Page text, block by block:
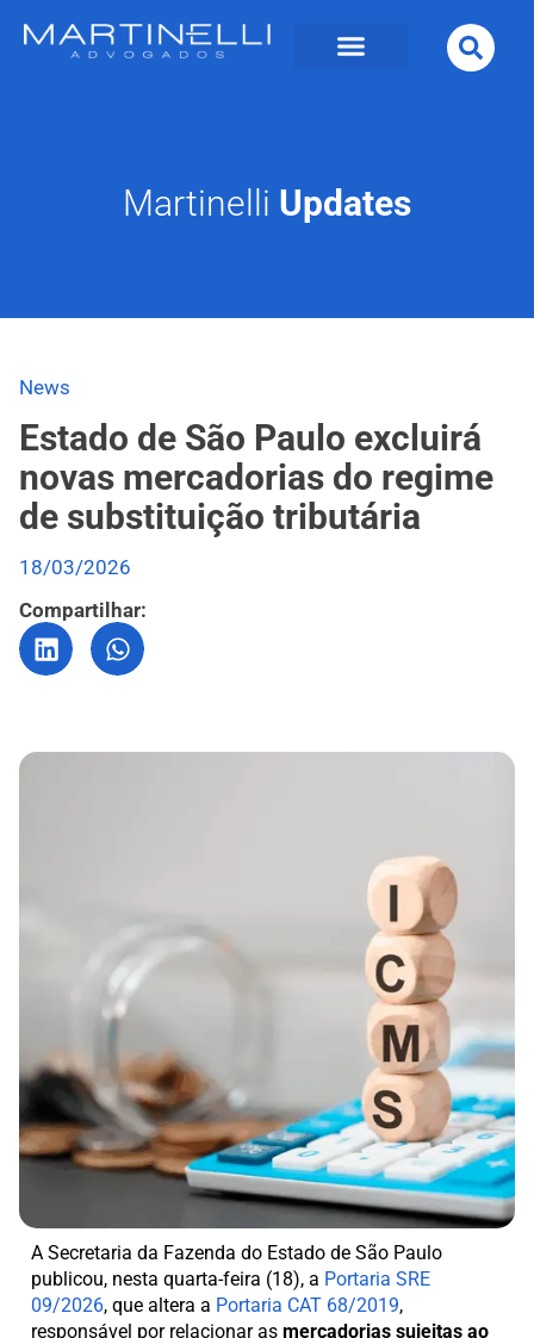
Martinelli Updates
News
Estado de São Paulo excluirá
novas mercadorias do regime
de substituição tributária
18/03/2026
Compartilhar:
A Secretaria da Fazenda do Estado de São Paulo
publicou, nesta quarta-feira (18), a Portaria SRE
09/2026, que altera a Portaria CAT 68/2019,
responsável por relacionar as mercadorias sujeitas ao